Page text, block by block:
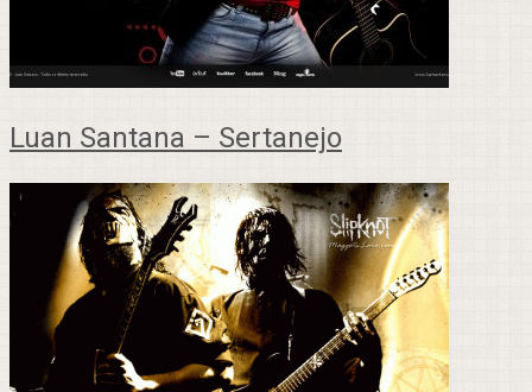
Luan Santana – Sertanejo